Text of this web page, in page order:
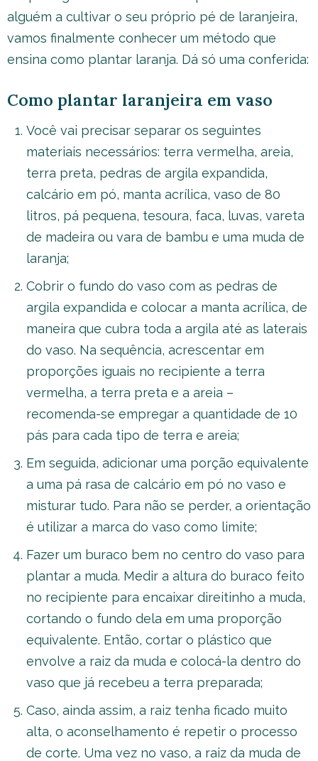
alguém a cultivar o seu próprio pé de laranjeira,
vamos finalmente conhecer um método que
ensina como plantar laranja. Dá só uma conferida:
Como plantar laranjeira em vaso
Você vai precisar separar os seguintes
materiais necessários: terra vermelha, areia,
terra preta, pedras de argila expandida,
calcário em pó, manta acrílica, vaso de 80
litros, pá pequena, tesoura, faca, luvas, vareta
de madeira ou vara de bambu e uma muda de
laranja;
Cobrir o fundo do vaso com as pedras de
argila expandida e colocar a manta acrílica, de
maneira que cubra toda a argila até as laterais
do vaso. Na sequência, acrescentar em
proporções iguais no recipiente a terra
vermelha, a terra preta e a areia –
recomenda-se empregar a quantidade de 10
pás para cada tipo de terra e areia;
Em seguida, adicionar uma porção equivalente
a uma pá rasa de calcário em pó no vaso e
misturar tudo. Para não se perder, a orientação
é utilizar a marca do vaso como limite;
Fazer um buraco bem no centro do vaso para
plantar a muda. Medir a altura do buraco feito
no recipiente para encaixar direitinho a muda,
cortando o fundo dela em uma proporção
equivalente. Então, cortar o plástico que
envolve a raiz da muda e colocá-la dentro do
vaso que já recebeu a terra preparada;
Caso, ainda assim, a raiz tenha ficado muito
alta, o aconselhamento é repetir o processo
de corte. Uma vez no vaso, a raiz da muda de